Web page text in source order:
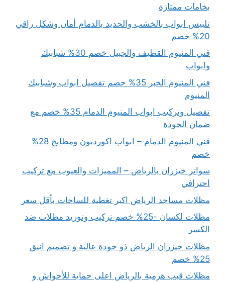
بخامات ممتازة
تلبيس ابواب بالخشب والحديد بالدمام أمان وشكل راقي
20% خصم
فني المنيوم القطيف والجبيل خصم 30% شبابيك
وابواب
فني المنيوم الخبر 35% خصم تفصيل ابواب وشبابيك
المنيوم
تفصيل وتركيب ابواب المنيوم الدمام 35% خصم مع
ضمان الجودة
فني المنيوم الدمام – ابواب اكورديون ومطابخ 28%
خصم
سواتر خيزران بالرياض – المميزات والعيوب مع تركيب
احترافي
مظلات مساجد الرياض اكبر تغطية للساحات بأقل سعر
مظلات لكسان -25% خصم تركيب وتوريد مظلات ضد
الكسر
مظلات خيزران الرياض ذو جودة عالية و تصميم انيق
25% خصم
مظلات قبب هرمية بالرياض اعلى حماية للأحواش و